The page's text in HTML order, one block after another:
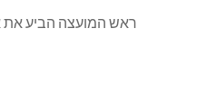
ראש המועצה הביע את